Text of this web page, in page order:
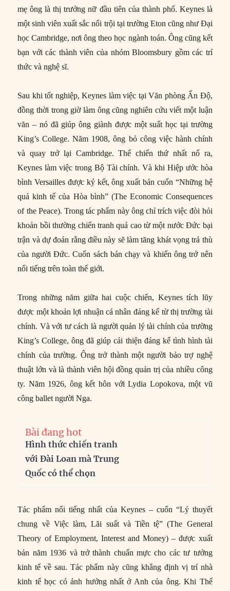
mẹ ông là thị trưởng nữ đầu tiên của thành phố. Keynes là
một sinh viên xuất sắc nổi trội tại trường Eton cũng như Đại
học Cambridge, nơi ông theo học ngành toán. Ông cũng kết
bạn với các thành viên của nhóm Bloomsbury gồm các trí
thức và nghệ sĩ.
Sau khi tốt nghiệp, Keynes làm việc tại Văn phòng Ấn Độ,
đồng thời trong giờ làm ông cũng nghiên cứu viết một luận
văn – nó đã giúp ông giành được một suất học tại trường
King’s College. Năm 1908, ông bỏ công việc hành chính
và quay trở lại Cambridge. Thế chiến thứ nhất nổ ra,
Keynes làm việc trong Bộ Tài chính. Và khi Hiệp ước hòa
bình Versailles được ký kết, ông xuất bản cuốn “Những hệ
quả kinh tế của Hòa bình” (The Economic Consequences
of the Peace). Trong tác phẩm này ông chỉ trích việc đòi hỏi
khoản bồi thường chiến tranh quá cao từ một nước Đức bại
trận và dự đoán rằng điều này sẽ làm tăng khát vọng trả thù
của người Đức. Cuốn sách bán chạy và khiến ông trở nên
nổi tiếng trên toàn thế giới.
Trong những năm giữa hai cuộc chiến, Keynes tích lũy
được một khoản lợi nhuận cá nhân đáng kể từ thị trường tài
chính. Và với tư cách là người quản lý tài chính của trường
King’s College, ông đã giúp cải thiện đáng kể tình hình tài
chính của trường. Ông trở thành một người bảo trợ nghệ
thuật lớn và là thành viên hội đồng quản trị của nhiều công
ty. Năm 1926, ông kết hôn với Lydia Lopokova, một vũ
công ballet người Nga.
Bài đang hot
Hình thức chiến tranh
với Đài Loan mà Trung
Quốc có thể chọn
Tác phẩm nổi tiếng nhất của Keynes – cuốn “Lý thuyết
chung về Việc làm, Lãi suất và Tiền tệ” (The General
Theory of Employment, Interest and Money) – được xuất
bản năm 1936 và trở thành chuẩn mực cho các tư tưởng
kinh tế về sau. Tác phẩm này cũng khẳng định vị trí nhà
kinh tế học có ảnh hưởng nhất ở Anh của ông. Khi Thế